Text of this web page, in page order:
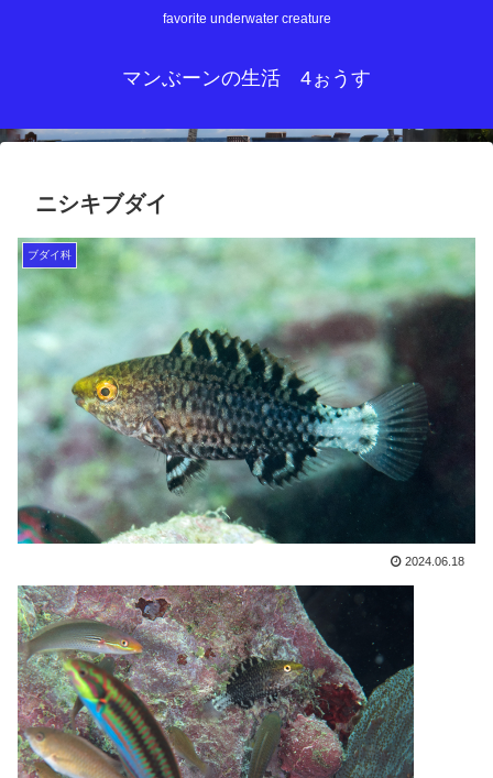
favorite underwater creature
マンぶーンの生活 4ぉうす
ニシキブダイ
ブダイ科
2024.06.18